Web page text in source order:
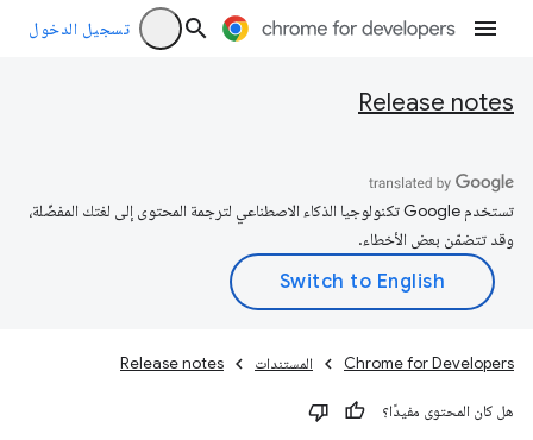
تسجيل الدخول
Release notes
تستخدم Google تكنولوجيا الذكاء الاصطناعي لترجمة المحتوى إلى لغتك المفضّلة،
وقد تتضمّن بعض الأخطاء.
Chrome for Developers المستندات Release notes
هل كان المحتوى مفيدًا؟